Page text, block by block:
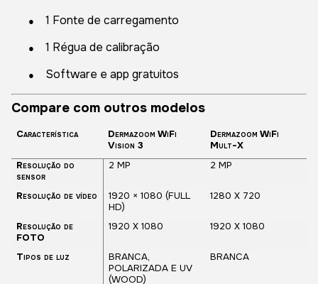
● 1 Fonte de carregamento
● 1 Régua de calibração
● Software e app gratuitos
Compare com outros modelos
Característica
Dermazoom WiFi
Vision 3
Dermazoom WiFi
Mult-X
Resolução do
sensor
2 MP 2 MP
Resolução de vídeo
1920 × 1080 (FULL
HD)
1280 X 720
Resolução de
FOTO
1920 X 1080 1920 X 1080
Tipos de luz
BRANCA,
POLARIZADA E UV
(WOOD)
BRANCA